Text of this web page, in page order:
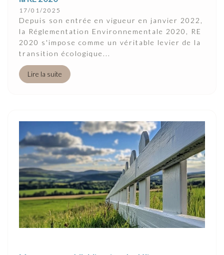
17/01/2025
Depuis son entrée en vigueur en janvier 2022,
la Réglementation Environnementale 2020, RE
2020 s'impose comme un véritable levier de la
transition écologique...
Lire la suite